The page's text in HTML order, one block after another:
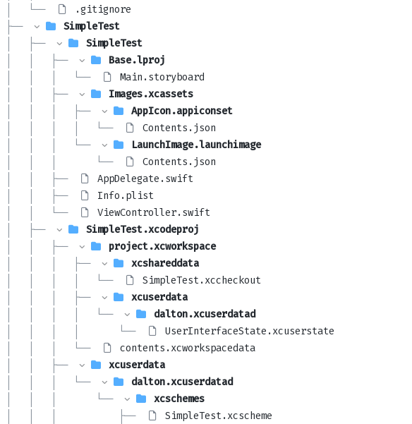
│   └──
.gitignore
├──
SimpleTest
│   ├──
SimpleTest
│   │   ├──
Base.lproj
│   │   │   └──
Main.storyboard
│   │   ├──
Images.xcassets
│   │   │   ├──
AppIcon.appiconset
│   │   │   │   └──
Contents.json
│   │   │   └──
LaunchImage.launchimage
│   │   │       └──
Contents.json
│   │   ├──
AppDelegate.swift
│   │   ├──
Info.plist
│   │   └──
ViewController.swift
│   ├──
SimpleTest.xcodeproj
│   │   ├──
project.xcworkspace
│   │   │   ├──
xcshareddata
│   │   │   │   └──
SimpleTest.xccheckout
│   │   │   ├──
xcuserdata
│   │   │   │   └──
dalton.xcuserdatad
│   │   │   │       └──
UserInterfaceState.xcuserstate
│   │   │   └──
contents.xcworkspacedata
│   │   ├──
xcuserdata
│   │   │   └──
dalton.xcuserdatad
│   │   │       └──
xcschemes
│   │   │           ├──
SimpleTest.xcscheme